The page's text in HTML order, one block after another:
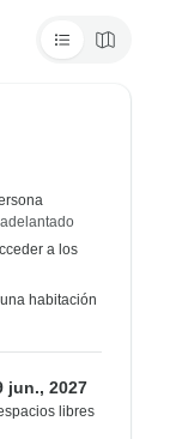
a los
habitación
jun., 2027
libres